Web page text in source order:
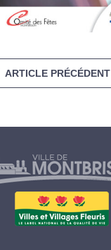
ARTICLE PRÉCÉDENT